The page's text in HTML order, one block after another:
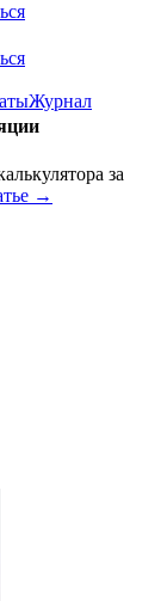
Журнал
за
→